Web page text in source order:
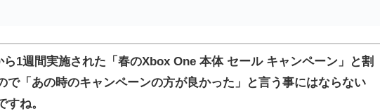
ら1週間実施された 「春のXbox One 本体 セール キャンペーン」と割
で「あの時のキャンペーンの方が良かった」と言う事にはならない
すね。